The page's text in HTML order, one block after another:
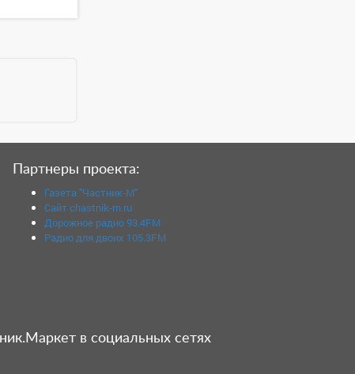
Партнеры проекта:
Газета "Частник-М"
Сайт chastnik-m.ru
Дорожное радио 93.4FM
Радио для двоих 105.3FM
в социальных сетях